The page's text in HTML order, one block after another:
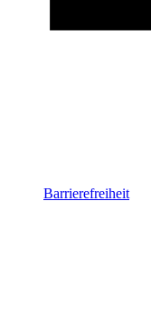
Barrierefreiheit